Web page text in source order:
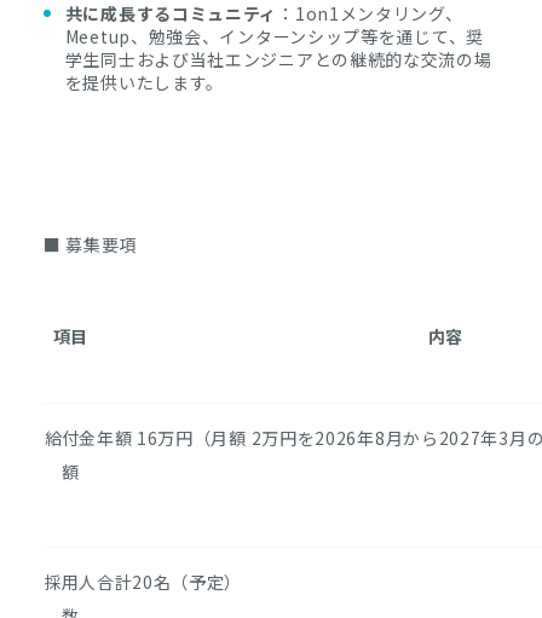
共に成長するコミュニティ ：1on1メンタリング、
Meetup、勉強会、インターンシップ等を通じて、奨
学生同士および当社エンジニアとの継続的な交流の場
を提供いたします。
■ 募集要項
項目 内容
給付金
額
年額 16万円（月額 2万円を2026年8月から2027年3月
採用人 合計20名（予定）